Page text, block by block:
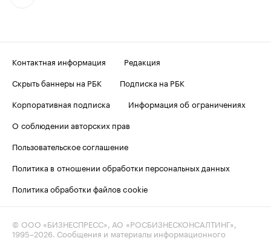
Контактная информация
Редакция
Скрыть баннеры на РБК
Подписка на РБК
Корпоративная подписка
Информация об ограничениях
О соблюдении авторских прав
Пользовательское соглашение
Политика в отношении обработки персональных данных
Политика обработки файлов cookie
© ООО «БИЗНЕСПРЕСС», АО «РОСБИЗНЕСКОНСАЛТИНГ»,
1995–2026 . Сообщения и материалы информационного